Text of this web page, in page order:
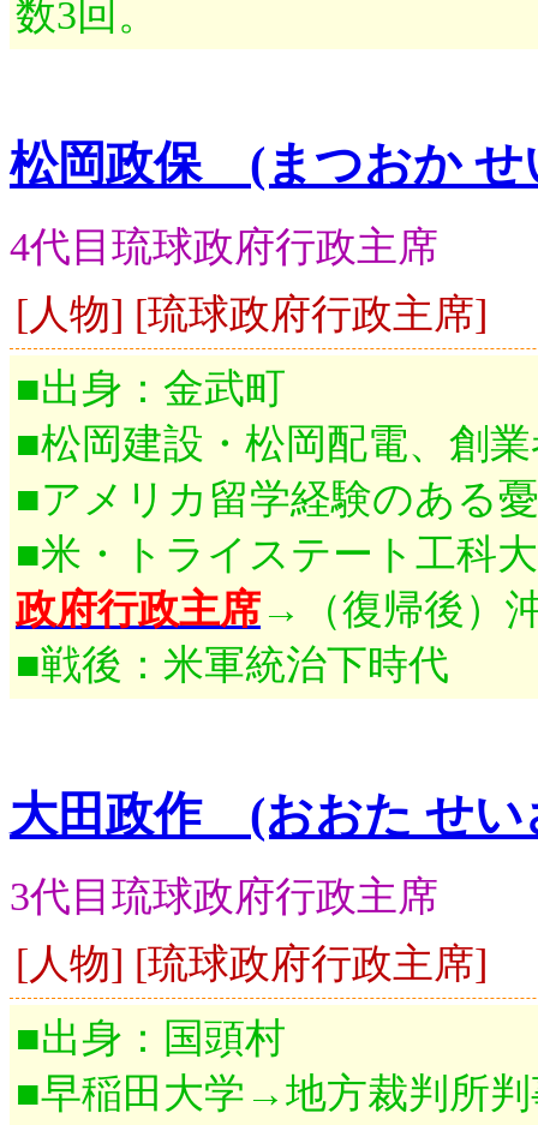
数3回。
松岡政保 (まつおか せ
4代目琉球政府行政主席
[人物] [琉球政府行政主席]
■出身：金武町
■松岡建設・松岡配電、創
■アメリカ留学経験のある
■米・トライステート工科
政府行政主席→（復帰後）
■戦後：米軍統治下時代
大田政作 (おおた せい
3代目琉球政府行政主席
[人物] [琉球政府行政主席]
■出身：国頭村
■早稲田大学→地方裁判所